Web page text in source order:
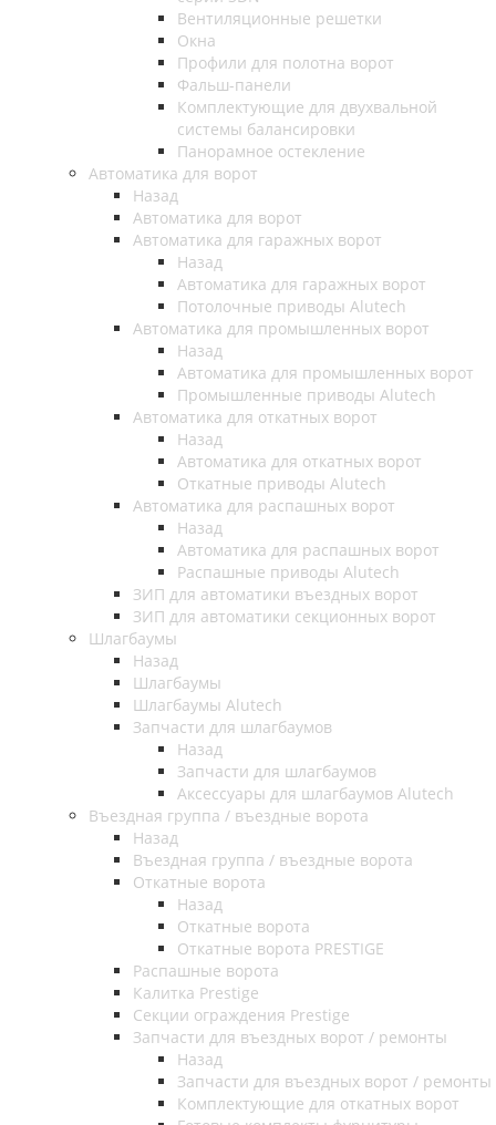
Вентиляционные решетки
Окна
Профили для полотна ворот
Фальш-панели
Комплектующие для двухвальной
системы балансировки
Панорамное остекление
Автоматика для ворот
Назад
Автоматика для ворот
Автоматика для гаражных ворот
Назад
Автоматика для гаражных ворот
Потолочные приводы Alutech
Автоматика для промышленных ворот
Назад
Автоматика для промышленных ворот
Промышленные приводы Alutech
Автоматика для откатных ворот
Назад
Автоматика для откатных ворот
Откатные приводы Alutech
Автоматика для распашных ворот
Назад
Автоматика для распашных ворот
Распашные приводы Alutech
ЗИП для автоматики въездных ворот
ЗИП для автоматики секционных ворот
Шлагбаумы
Назад
Шлагбаумы
Шлагбаумы Alutech
Запчасти для шлагбаумов
Назад
Запчасти для шлагбаумов
Аксессуары для шлагбаумов Alutech
Въездная группа / въездные ворота
Назад
Въездная группа / въездные ворота
Откатные ворота
Назад
Откатные ворота
Откатные ворота PRESTIGE
Распашные ворота
Калитка Prestige
Секции ограждения Prestige
Запчасти для въездных ворот / ремонты
Назад
Запчасти для въездных ворот / ремонты
Комплектующие для откатных ворот